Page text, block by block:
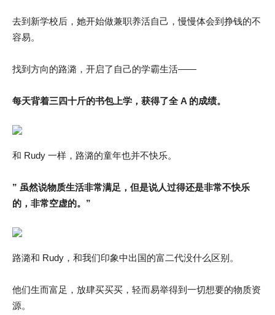
去到新学校后，她开始做兼职养活自己，慢慢体会到挣钱的不
容易。
找到方向的路潞，开启了自己的学霸生活——
每天背着三四十斤的书包上学，获得了全 A 的成绩。
和 Rudy 一样，路潞的童年也并不快乐。
” 虽然说物质生活非常满足，但是说人过得还是非常不快乐
的，非常空虚的。”
路潞和 Rudy，和我们印象中出国的富二代没什么区别。
他们生而富足，放肆买买买，轻而易举得到一切想要的物质资
源。